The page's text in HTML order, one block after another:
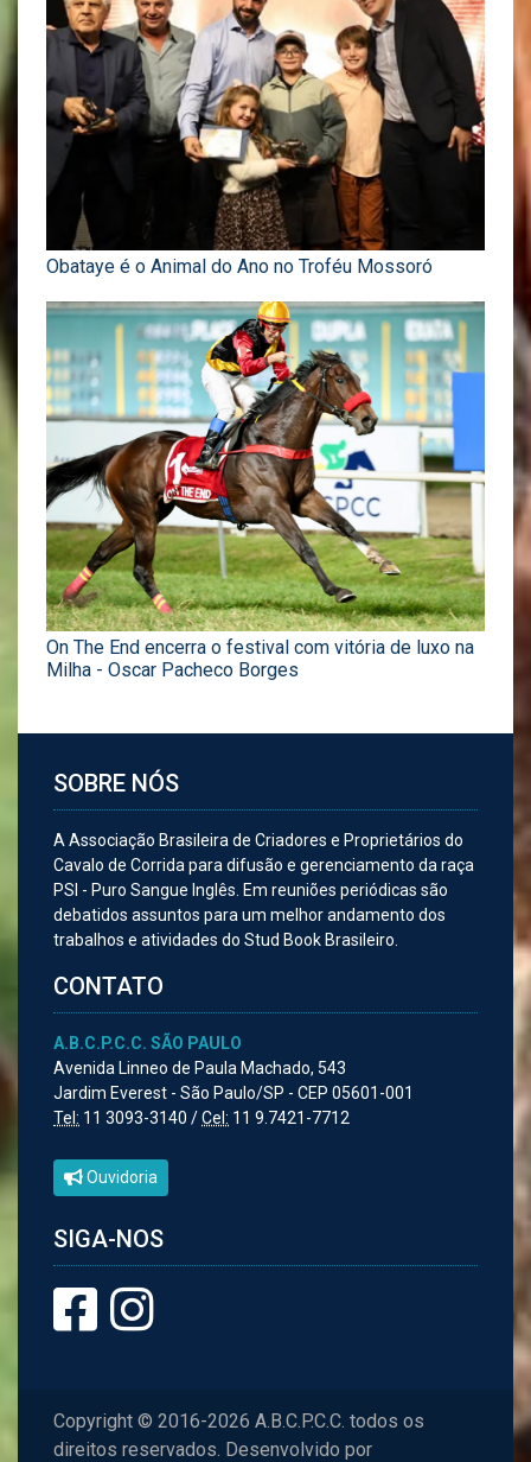
Obataye é o Animal do Ano no Troféu Mossoró
On The End encerra o festival com vitória de luxo na
Milha - Oscar Pacheco Borges
SOBRE NÓS
A Associação Brasileira de Criadores e Proprietários do
Cavalo de Corrida para difusão e gerenciamento da raça
PSI - Puro Sangue Inglês. Em reuniões periódicas são
debatidos assuntos para um melhor andamento dos
trabalhos e atividades do Stud Book Brasileiro.
CONTATO
A.B.C.P.C.C. SÃO PAULO
Avenida Linneo de Paula Machado, 543
Jardim Everest - São Paulo/SP - CEP 05601-001
Tel: 11 3093-3140 /Cel: 11 9.7421-7712
Ouvidoria
SIGA-NOS
Copyright © 2016-2026 A.B.C.P.C.C. todos os
direitos reservados. Desenvolvido por